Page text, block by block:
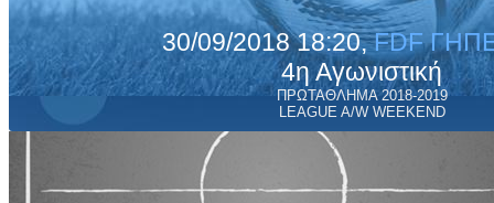
30/09/2018 18:20,FDF
4η Αγωνιστική
ΠΡΩΤΑΘΛΗΜΑ 2018-2019
LEAGUE A/W WEEKEND